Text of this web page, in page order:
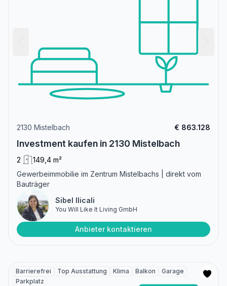
2130 Mistelbach € 863.128
Investment kaufen in 2130 Mistelbach
2
149,4 m²
Gewerbeimmobilie im Zentrum Mistelbachs | direkt vom
Bauträger
Sibel Ilicali
You Will Like It Living GmbH
Anbieter kontaktieren
Barrierefrei Top Ausstattung Klima Balkon
Garage
Parkplatz